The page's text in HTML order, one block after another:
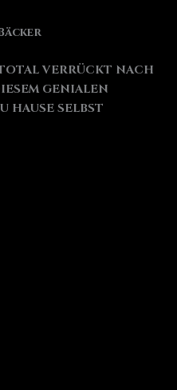
VERRÜCKT NACH
GENIALEN
HAUSE SELBST